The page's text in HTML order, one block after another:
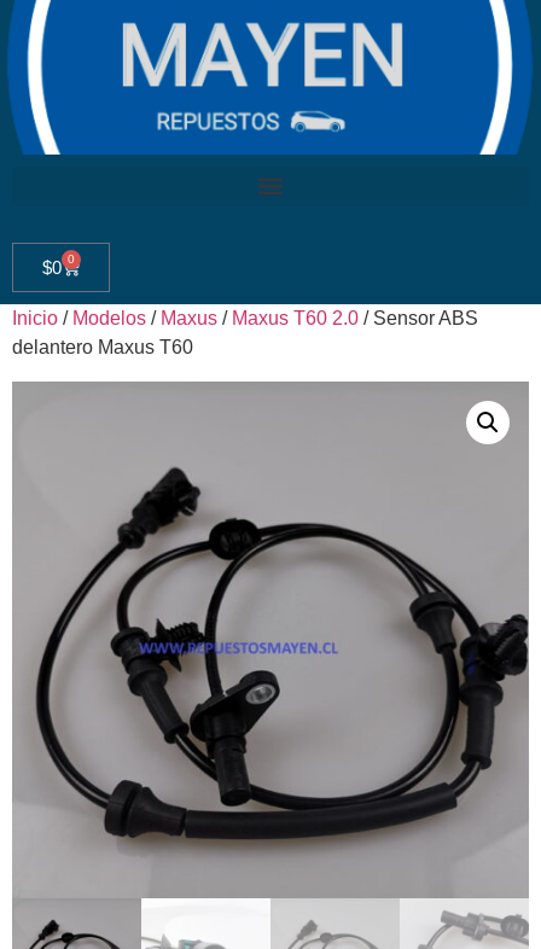
$0 0
Inicio / Modelos / Maxus / Maxus T60 2.0 / Sensor ABS
delantero Maxus T60